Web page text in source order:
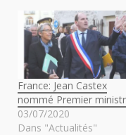
France: Jean Castex
nommé Premier
03/07/2020
Dans "Actualités"